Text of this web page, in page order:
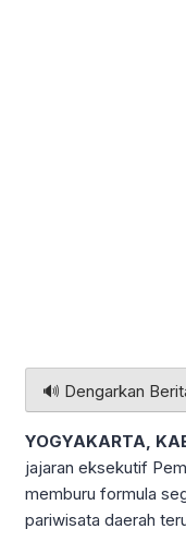
🔊 Dengarkan
YOGYAKARTA,
jajaran eksekutif
memburu formula
pariwisata daerah